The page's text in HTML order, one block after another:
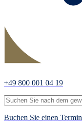
+49 800 001 04 19
Buchen Sie einen Termin